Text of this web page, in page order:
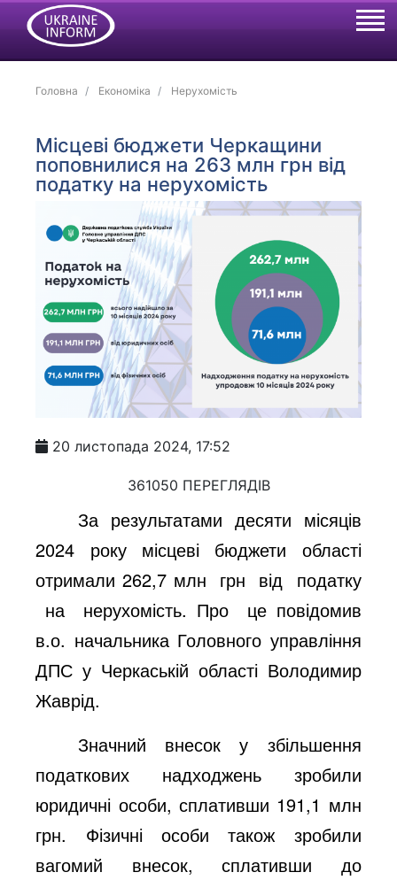
Головна Економіка Нерухомість
Місцеві бюджети Черкащини
поповнилися на 263 млн грн від
податку на нерухомість
20 листопада 2024, 17:52
361050 ПЕРЕГЛЯДІВ
За результатами десяти місяців
2024 року місцеві бюджети області
отримали 262,7 млн грн від
податку
на
нерухомість. Про
це повідомив
в.о. начальника Головного управління
ДПС у Черкаській області Володимир
Жаврід.
Значний внесок у збільшення
податкових надходжень зробили
юридичні особи, сплативши 191,1 млн
грн. Фізичні особи також зробили
вагомий внесок, сплативши до